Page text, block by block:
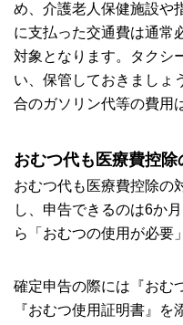
め、介護老人保健施設や
に支払った交通費は通常
対象となります。タクシ
い、保管しておきましょ
合のガソリン代等の費用
おむつ代も医療費控除
おむつ代も医療費控除の
し、申告できるのは6か
ら「おむつの使用が必要
確定申告の際には『おむ
『おむつ使用証明書』を